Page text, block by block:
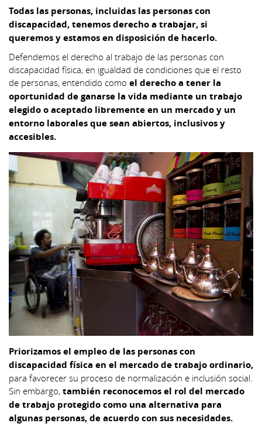
Todas las personas, incluidas las personas con
discapacidad, tenemos derecho a trabajar, si
queremos y estamos en disposición de hacerlo.
Defendemos el derecho al trabajo de las personas con
discapacidad física, en igualdad de condiciones que el resto
de personas, entendido como el derecho a tener la
oportunidad de ganarse la vida mediante un trabajo
elegido o aceptado libremente en un mercado y un
entorno laborales que sean abiertos, inclusivos y
accesibles.
Priorizamos el empleo de las personas con
discapacidad física en el mercado de trabajo ordinario,
para favorecer su proceso de normalización e inclusión social.
Sin embargo, también reconocemos el rol del mercado
de trabajo protegido como una alternativa para
algunas personas, de acuerdo con sus necesidades.